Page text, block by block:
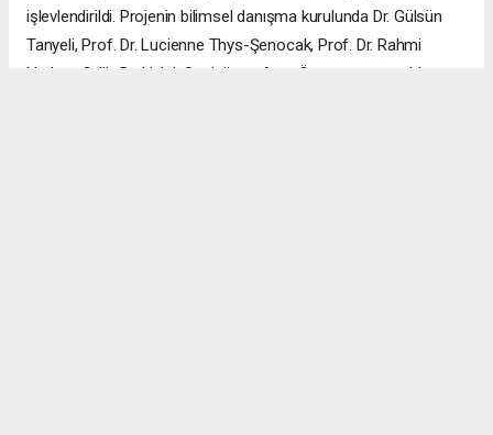
işlevlendirildi. Projenin bilimsel danışma kurulunda Dr. Gülsün
Tanyeli, Prof. Dr. Lucienne Thys-Şenocak, Prof. Dr. Rahmi
Nurhan Çelik, Dr. Haluk Sesigür ve Arzu Özsavaşcı yer aldı.